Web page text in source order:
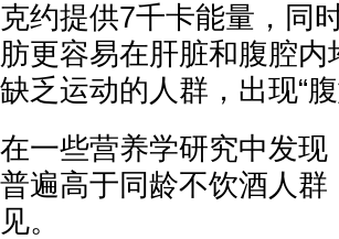
克约提供7千卡能量，同
肪更容易在肝脏和腹腔
缺乏运动的人群，出现“
在一些营养学研究中发
普遍高于同龄不饮酒人
见。